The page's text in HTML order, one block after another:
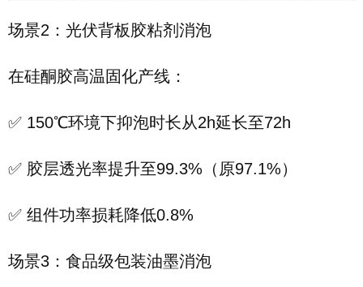
场景2：光伏背板胶粘剂消泡
在硅酮胶高温固化产线：
✅ 150℃环境下抑泡时长从2h延长至72h
✅ 胶层透光率提升至99.3%（原97.1%）
✅ 组件功率损耗降低0.8%
场景3：食品级包装油墨消泡